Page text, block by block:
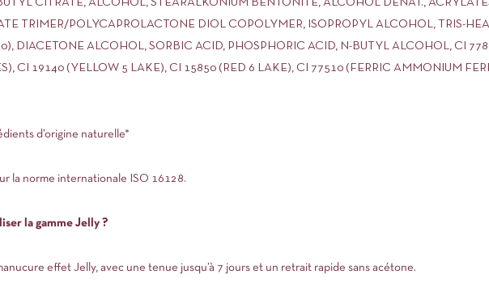
CITRATE, ALCOHOL, STEARALKONIUM BENTONITE, ALCOHOL DENAT.,
TRIMER/POLYCAPROLACTONE DIOL COPOLYMER, ISOPROPYL ALCOHOL, TRIS-
DIACETONE ALCOHOL, SORBIC ACID, PHOSPHORIC ACID, N-BUTYL ALCOHOL, CI
CI 19140 (YELLOW 5 LAKE), CI 15850 (RED 6 LAKE), CI 77510 (FERRIC AMMONIUM
d’origine naturelle*
la norme internationale ISO 16128.
la gamme Jelly ?
effet Jelly, avec une tenue jusqu’à 7 jours et un retrait rapide sans acétone.